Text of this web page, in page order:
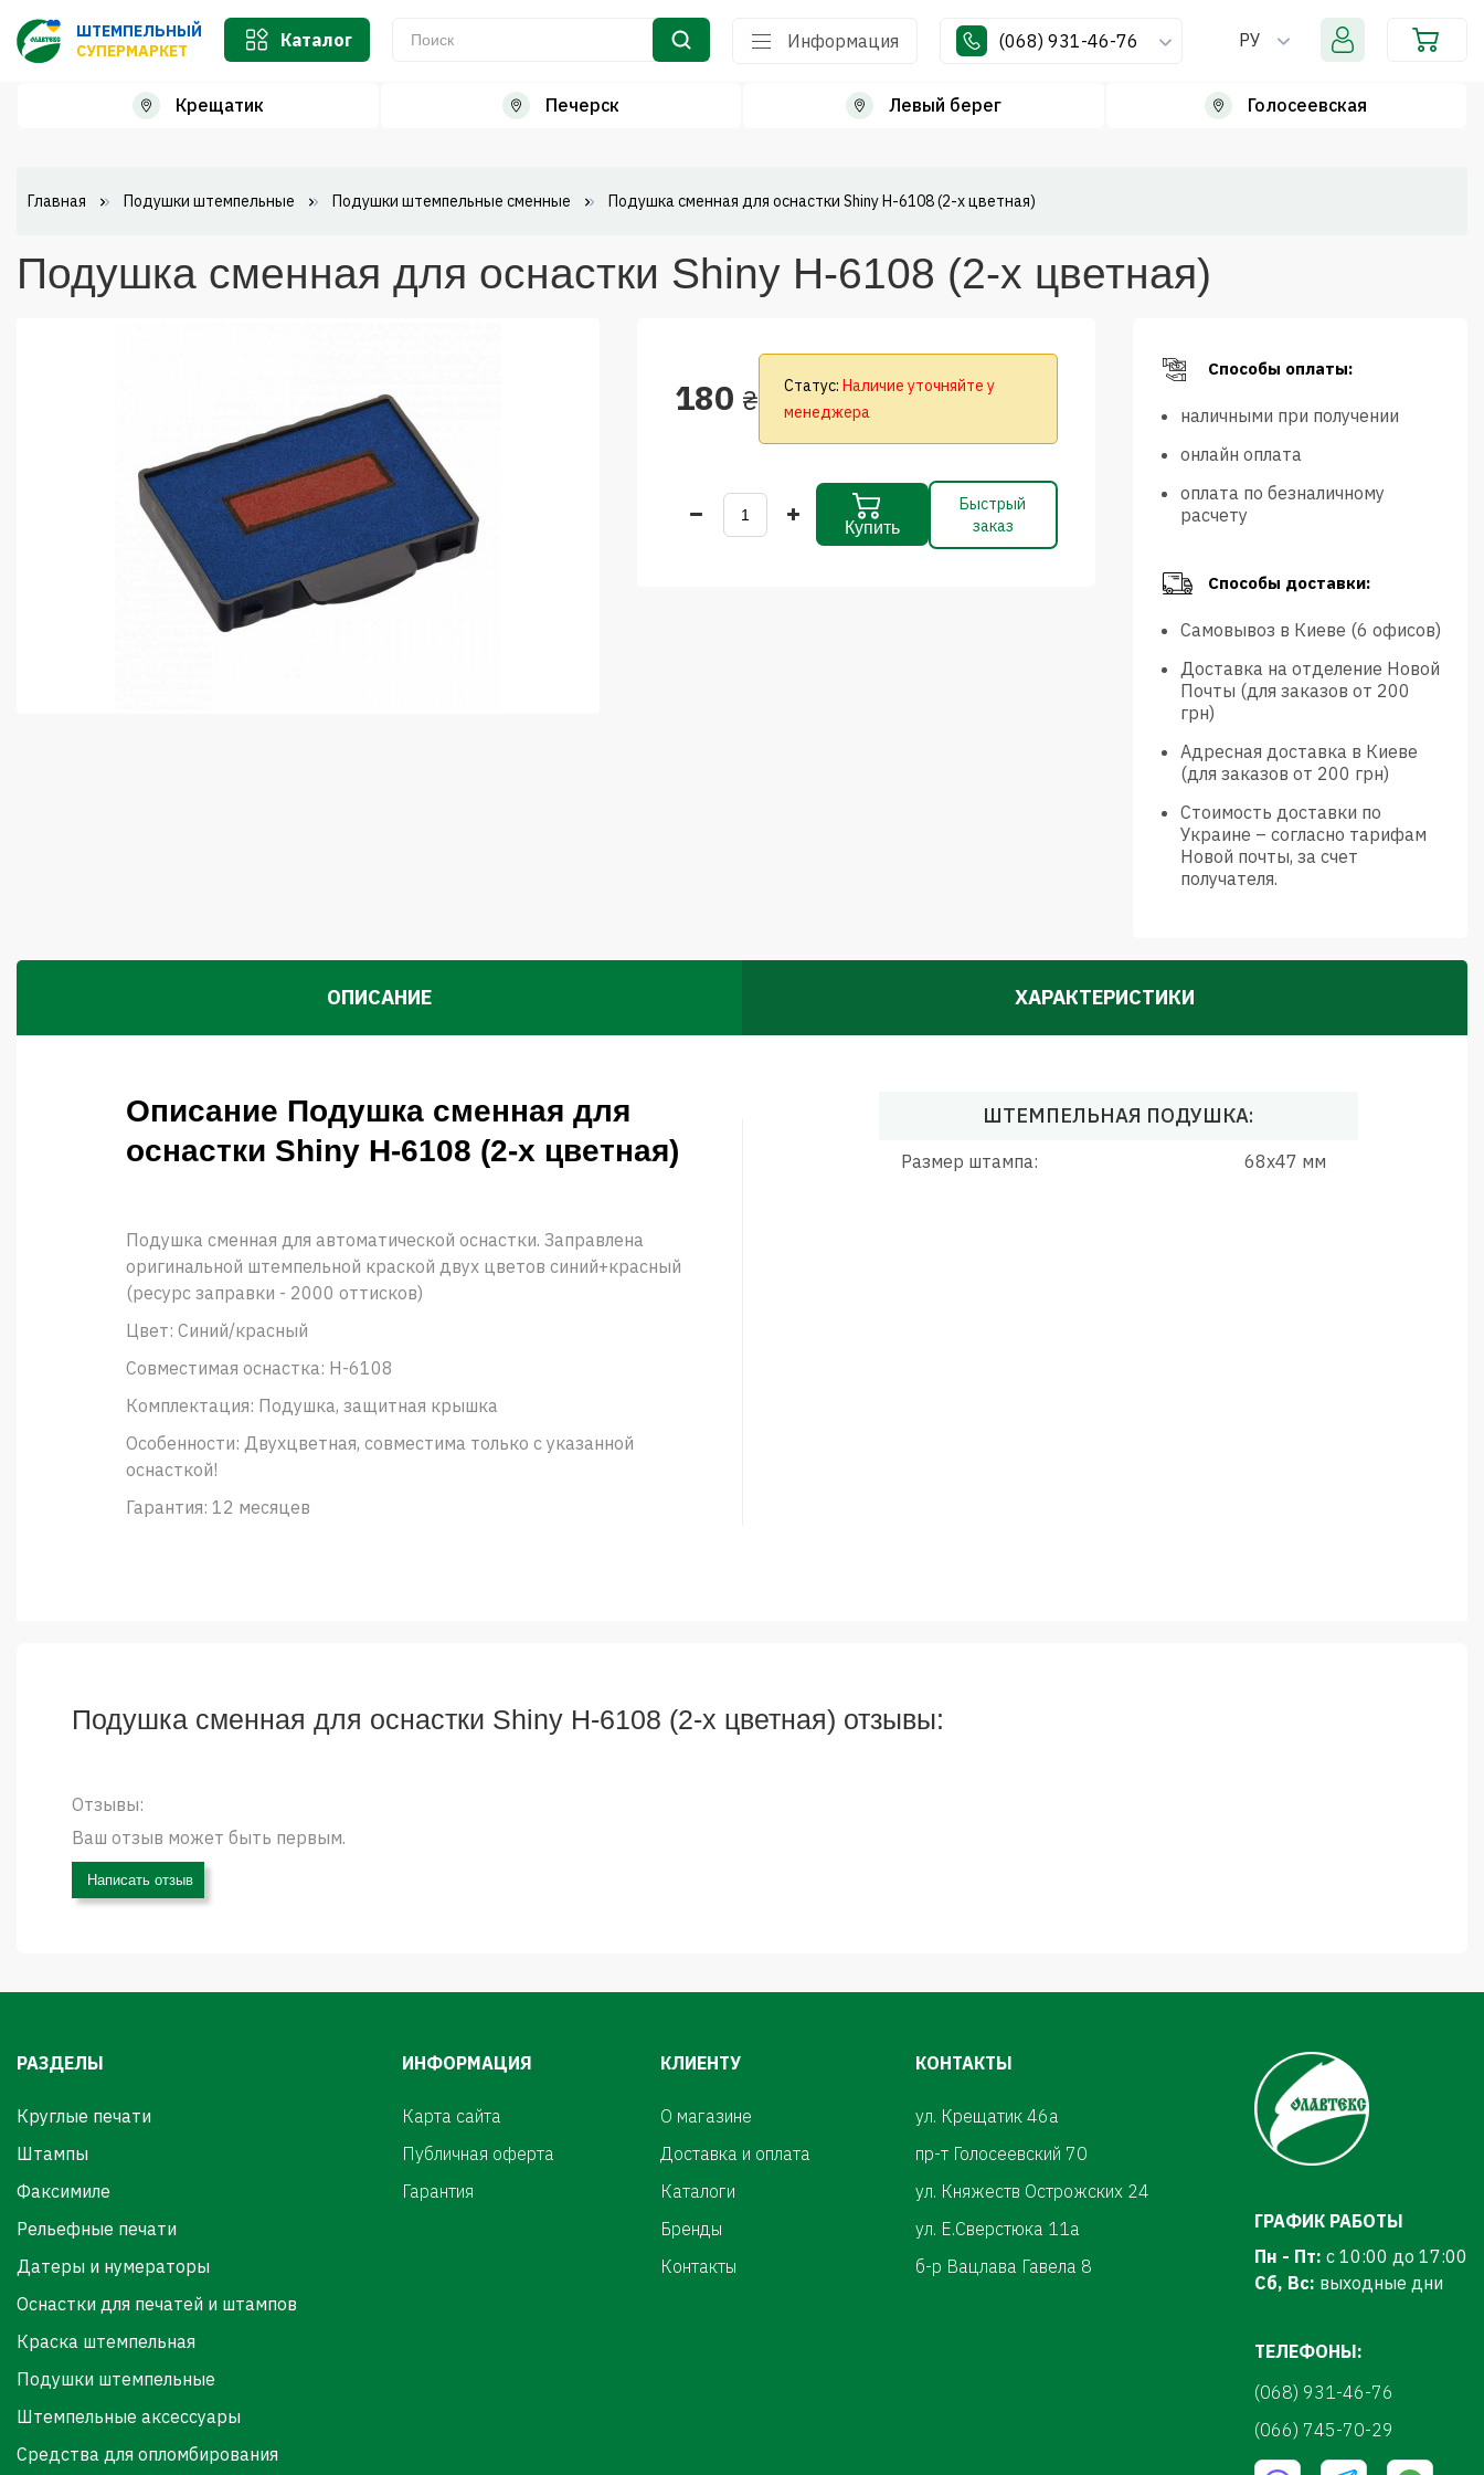
ШТЕМПЕЛЬНЫЙ
СУПЕРМАРКЕТ
Каталог Информация (068) 931-46-76 РУ
Крещатик Печерск Левый берег Голосеевская
Главная Подушки штемпельные Подушки штемпельные сменные Подушка сменная для оснастки Shiny H-6108 (2-х цветная)
Подушка сменная для оснастки Shiny H-6108 (2-х цветная)
180 ₴ Статус: Наличие уточняйте у
менеджера
Купить
Быстрый
заказ
Способы оплаты:
наличными при получении
онлайн оплата
оплата по безналичному
расчету
Способы доставки:
Самовывоз в Киеве (6 офисов)
Доставка на отделение Новой
Почты (для заказов от 200
грн)
Адресная доставка в Киеве
(для заказов от 200 грн)
Стоимость доставки по
Украине – согласно тарифам
Новой почты, за счет
получателя.
ОПИСАНИЕ
Описание Подушка сменная для
оснастки Shiny H-6108 (2-х цветная)
Подушка сменная для автоматической оснастки. Заправлена
оригинальной штемпельной краской двух цветов синий+красный
(ресурс заправки - 2000 оттисков)
Цвет: Синий/красный
Совместимая оснастка: H-6108
Комплектация: Подушка, защитная крышка
Особенности: Двухцветная, совместима только с указанной
оснасткой!
Гарантия: 12 месяцев
ХАРАКТЕРИСТИКИ
ШТЕМПЕЛЬНАЯ ПОДУШКА:
Размер штампа: 68x47 мм
Подушка сменная для оснастки Shiny H-6108 (2-х цветная) отзывы:
Отзывы:
Ваш отзыв может быть первым.
Написать отзыв
РАЗДЕЛЫ
Круглые печати
Штампы
Факсимиле
Рельефные печати
Датеры и нумераторы
Оснастки для печатей и штампов
Краска штемпельная
Подушки штемпельные
Штемпельные аксессуары
Средства для опломбирования
ИНФОРМАЦИЯ
Карта сайта
Публичная оферта
Гарантия
КЛИЕНТУ
О магазине
Доставка и оплата
Каталоги
Бренды
Контакты
КОНТАКТЫ
ул. Крещатик 46а
пр-т Голосеевский 70
ул. Княжеств Острожских 24
ул. Е.Сверстюка 11а
б-р Вацлава Гавела 8
ГРАФИК РАБОТЫ
Пн - Пт: с 10:00 до 17:00
Сб, Вс: выходные дни
ТЕЛЕФОНЫ:
(068) 931-46-76
(066) 745-70-29